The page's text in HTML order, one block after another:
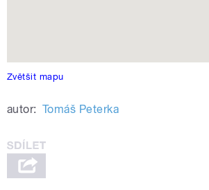
Zvětšit mapu
autor: Tomáš Peterka